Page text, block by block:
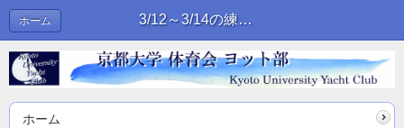
3/12～3/14の練習 | ブログ
ホーム
ホーム